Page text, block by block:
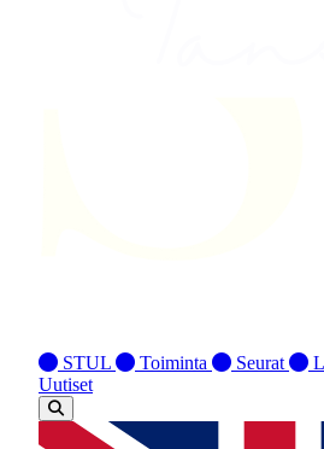
STUL Toiminta Seurat
Uutiset